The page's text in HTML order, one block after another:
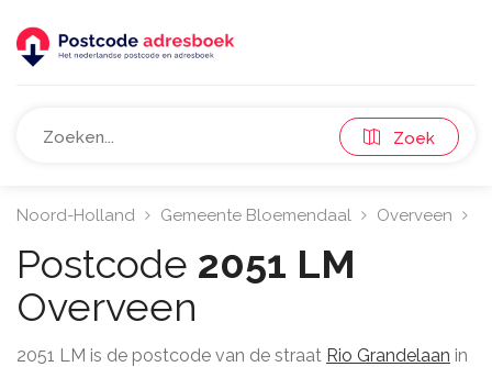
Zoek
Noord-Holland Gemeente Bloemendaal Overveen
Postcode 2051 LM
Overveen
2051 LM is de postcode van de straat Rio Grandelaan in